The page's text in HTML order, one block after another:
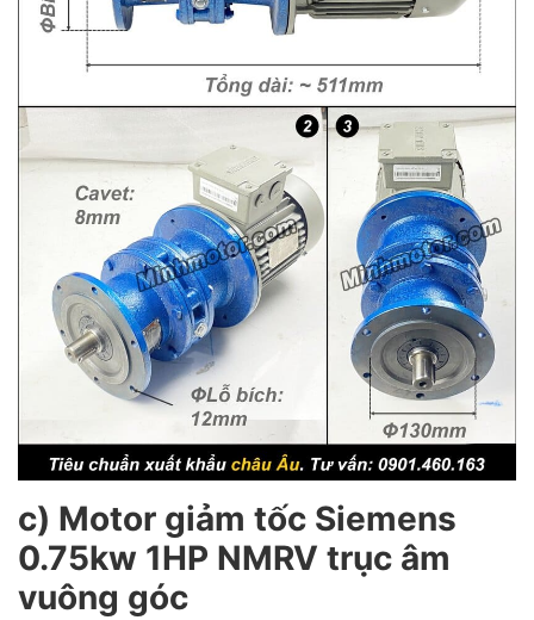
c) Motor giảm tốc Siemens
0.75kw 1HP NMRV trục âm
vuông góc